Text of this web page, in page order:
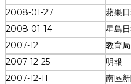
2008-01-27
蘋果
2008-01-14
星島
2007-12
教育局
2007-12-25
明報
2007-12-11
南區